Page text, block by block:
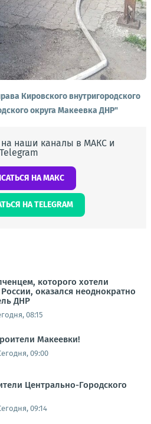
Кировского внутригородского
округа Макеевка ДНР"
наши каналы в МАКС и
Telegram
НА МАКС
НА TELEGRAM
которого хотели
оказался неоднократно
ДНР
08:15
Макеевки!
09:00
Центрально-Городского
09:14